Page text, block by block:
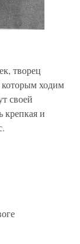
творец
ходим
своей
крепкая и